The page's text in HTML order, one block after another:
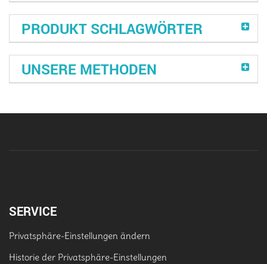
PRODUKT SCHLAGWÖRTER
UNSERE METHODEN
SERVICE
Privatsphäre-Einstellungen ändern
Historie der Privatsphäre-Einstellungen